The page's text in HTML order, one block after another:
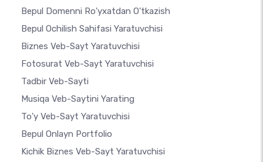
Bepul Domenni Ro'yxatdan O'tkazish
Bepul Ochilish Sahifasi Yaratuvchisi
Biznes Veb-Sayt Yaratuvchisi
Fotosurat Veb-Sayt Yaratuvchisi
Tadbir Veb-Sayti
Musiqa Veb-Saytini Yarating
To'y Veb-Sayt Yaratuvchisi
Bepul Onlayn Portfolio
Kichik Biznes Veb-Sayt Yaratuvchisi